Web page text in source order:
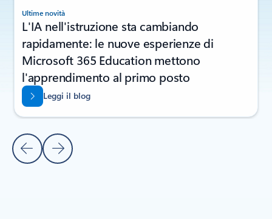
Diapositiva precedente
Diapositiva successiva
Ultime novità
L'IA nell'istruzione sta cambiando
rapidamente: le nuove esperienze di
Microsoft 365 Education mettono
l'apprendimento al primo posto
Leggi il blog